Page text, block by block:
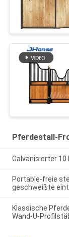
Pferdestall-
Galvanisierter
Portable-freie
geschweißte
Klassische
Wand-U-